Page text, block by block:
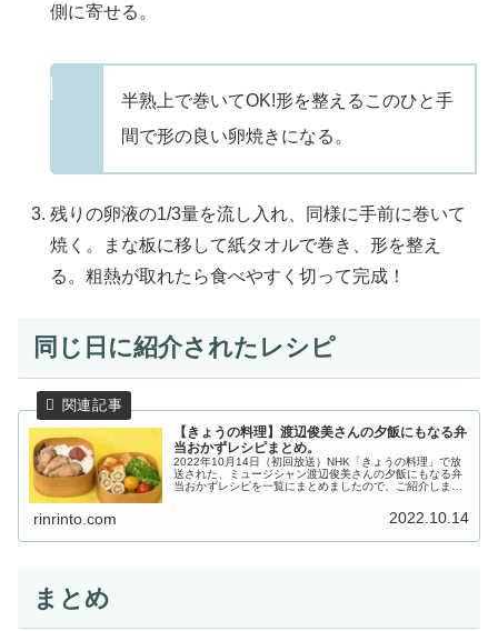
側に寄せる。
半熟上で巻いてOK!形を整えるこのひと手
間で形の良い卵焼きになる。
残りの卵液の1/3量を流し入れ、同様に手前に巻いて
焼く。まな板に移して紙タオルで巻き、形を整え
る。粗熱が取れたら食べやすく切って完成！
同じ日に紹介されたレシピ
【きょうの料理】渡辺俊美さんの夕飯にもなる弁
当おかずレシピまとめ。
2022年10月14日（初回放送）NHK「きょうの料理」で放
送された、ミュージシャン渡辺俊美さんの夕飯にもなる弁
当おかずレシピを一覧にまとめましたので、ご紹介しま
rinrinto.com 2022.10.14
まとめ